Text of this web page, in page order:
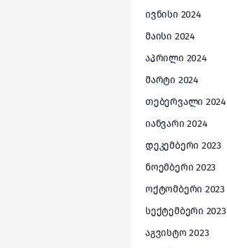
ივნისი 2024
მაისი 2024
აპრილი 2024
მარტი 2024
თებერვალი 2024
იანვარი 2024
დეკემბერი 2023
ნოემბერი 2023
ოქტომბერი 2023
სექტემბერი 2023
აგვისტო 2023